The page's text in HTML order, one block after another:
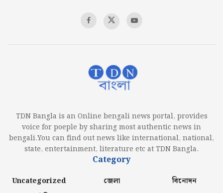
TDN Bangla is an Online bengali news portal, provides
voice for poeple by sharing most authentic news in
bengali.You can find out news like international, national,
state, entertainment, literature etc at TDN Bangla.
Category
Uncategorized
জেলা
বিনোদন